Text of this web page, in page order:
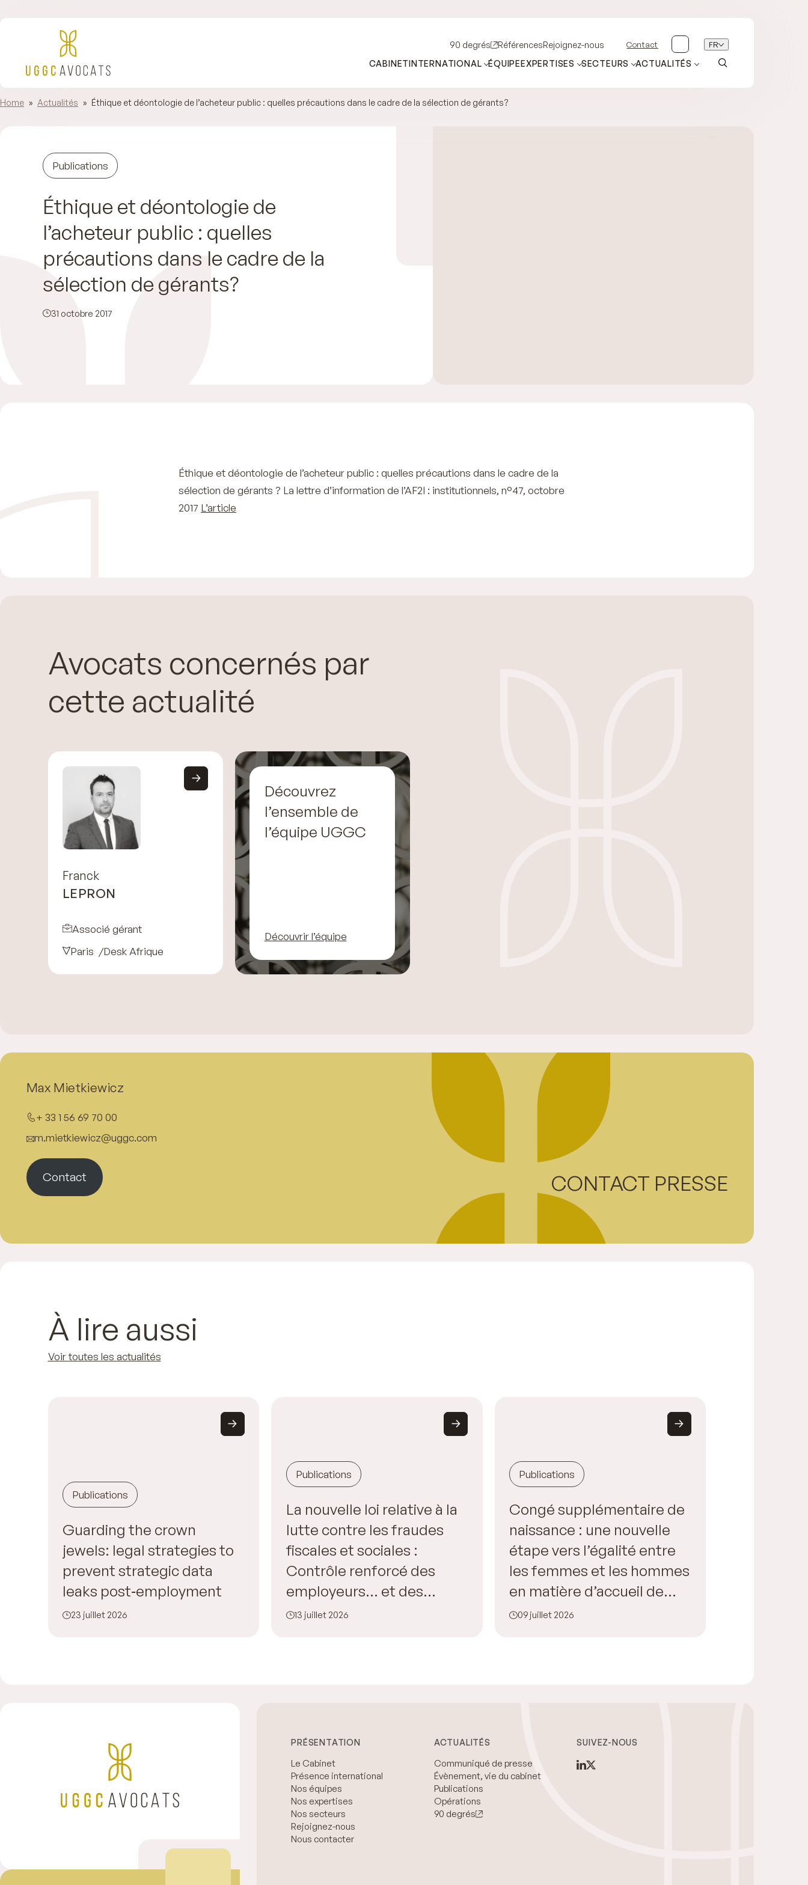
90 degrés RéférencesRejoignez-nous Contact FR
CABINETINTERNATIONAL ÉQUIPEEXPERTISES SECTEURS ACTUALITÉS
Home » Actualités » Éthique et déontologie de l’acheteur public : quelles précautions dans le cadre de la sélection de gérants?
Publications
Éthique et déontologie de
l’acheteur public : quelles
précautions dans le cadre de la
sélection de gérants?
31 octobre 2017
Éthique et déontologie de l’acheteur public : quelles précautions dans le cadre de la
sélection de gérants ? La lettre d’information de l’AF2I : institutionnels, n°47, octobre
2017 L’article
Avocats concernés par
cette actualité
Franck
LEPRON
Associé gérant
Paris
Desk Afrique
Découvrez
l’ensemble de
l’équipe UGGC
Découvrir l’équipe
Max Mietkiewicz
+ 33 1 56 69 70 00
m.mietkiewicz@uggc.com
Contact CONTACT PRESSE
À lire aussi
Voir toutes les actualités
Publications
Guarding the crown
jewels: legal strategies to
prevent strategic data
leaks post‑employment
23 juillet 2026
Publications
La nouvelle loi relative à la
lutte contre les fraudes
fiscales et sociales :
Contrôle renforcé des
employeurs… et des
salariés !
13 juillet 2026
Publications
Congé supplémentaire de
naissance : une nouvelle
étape vers l’égalité entre
les femmes et les hommes
en matière d’accueil de
l’enfant
09 juillet 2026
PRÉSENTATION
Le Cabinet
Présence international
Nos équipes
Nos expertises
Nos secteurs
Rejoignez-nous
Nous contacter
ACTUALITÉS
Communiqué de presse
Évènement, vie du cabinet
Publications
Opérations
90 degrés
SUIVEZ-NOUS